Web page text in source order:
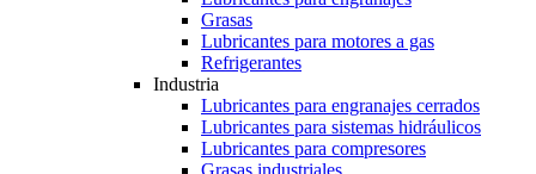
Grasas
Lubricantes para motores a gas
Refrigerantes
Industria
Lubricantes para engranajes cerrados
Lubricantes para sistemas hidráulicos
Lubricantes para compresores
Grasas industriales